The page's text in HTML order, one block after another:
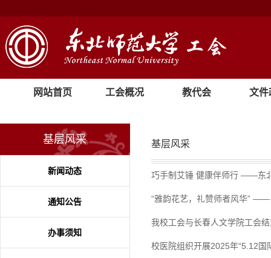
网站首页 工会概况 教代会 文件
基层风采
新闻动态
通知公告
办事须知
基层风采
巧手制艾锤 健康伴师行 ——东
“雅韵花艺，礼赞师者风华”
我校工会与长春人文学院工会
校医院组织开展2025年“5.12国